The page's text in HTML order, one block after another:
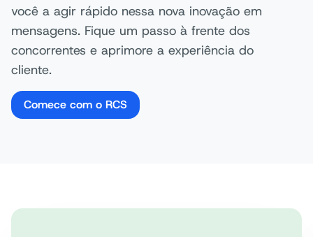
você a agir rápido nessa nova inovação em
mensagens. Fique um passo à frente dos
concorrentes e aprimore a experiência do
cliente.
Comece com o RCS